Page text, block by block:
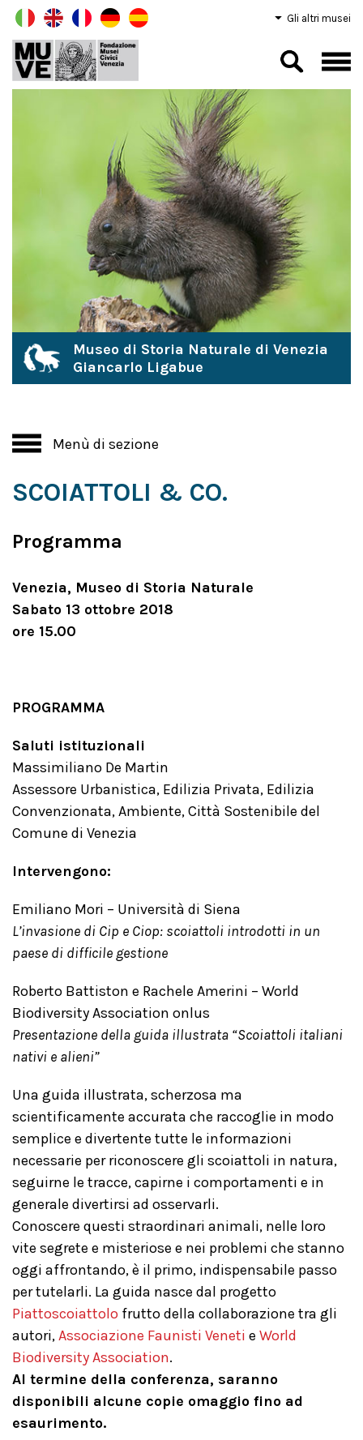
Gli altri musei
Museo di Storia Naturale di Venezia
Giancarlo Ligabue
Menù di sezione
SCOIATTOLI & CO.
Programma
Venezia, Museo di Storia Naturale
Sabato 13 ottobre 2018
ore 15.00
PROGRAMMA
Saluti istituzionali
Massimiliano De Martin
Assessore Urbanistica, Edilizia Privata, Edilizia
Convenzionata, Ambiente, Città Sostenibile del
Comune di Venezia
Intervengono:
Emiliano Mori – Università di Siena
L’invasione di Cip e Ciop: scoiattoli introdotti in un
paese di difficile gestione
Roberto Battiston e Rachele Amerini – World
Biodiversity Association onlus
Presentazione della guida illustrata “Scoiattoli italiani
nativi e alieni”
Una guida illustrata, scherzosa ma
scientificamente accurata che raccoglie in modo
semplice e divertente tutte le informazioni
necessarie per riconoscere gli scoiattoli in natura,
seguirne le tracce, capirne i comportamenti e in
generale divertirsi ad osservarli.
Conoscere questi straordinari animali, nelle loro
vite segrete e misteriose e nei problemi che stanno
oggi affrontando, è il primo, indispensabile passo
per tutelarli. La guida nasce dal progetto
Piattoscoiattolo frutto della collaborazione tra gli
autori,Associazione Faunisti Veneti e World
Biodiversity Association.
Al termine della conferenza, saranno
disponibili alcune copie omaggio fino ad
esaurimento.